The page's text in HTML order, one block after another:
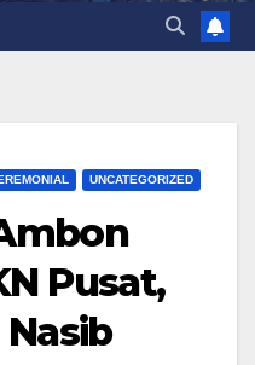
UNCATEGORIZED
Pusat,